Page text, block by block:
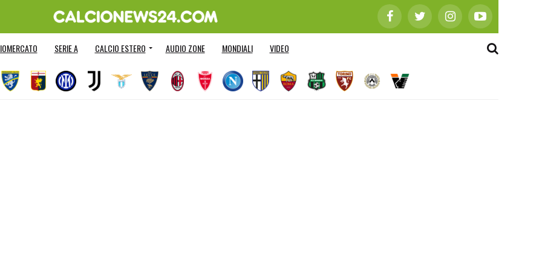
SERIE A CALCIO ESTERO AUDIO ZONE MONDIALI VIDEO